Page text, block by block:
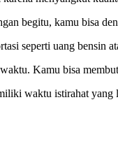
begitu, kamu bisa
seperti uang bensin
Kamu bisa
waktu istirahat yang